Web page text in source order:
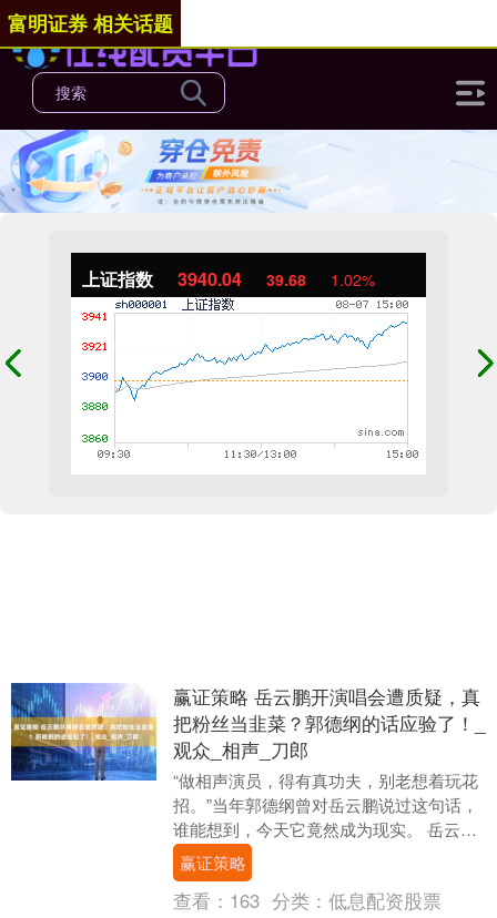
上证指数 3940.04 39.68 1.02%
富明证券 相关话题
赢证策略 岳云鹏开演唱会遭质疑，真
把粉丝当韭菜？郭德纲的话应验了！_
观众_相声_刀郎
“做相声演员，得有真功夫，别老想着玩花
招。”当年郭德纲曾对岳云鹏说过这句话，
谁能想到，今天它竟然成为现实。 岳云鹏
的演唱会门票售价高达1580元，这一消息
一经公....
赢证策略
查看： 163 分类： 低息配资股票